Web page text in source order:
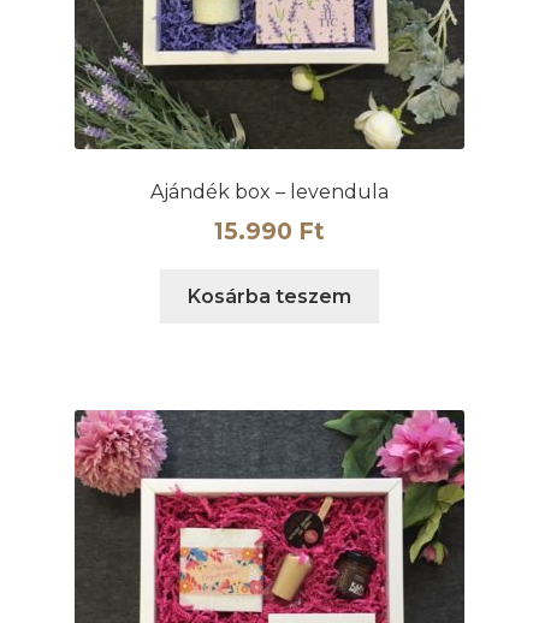
Ajándék box – levendula
15.990 Ft
Kosárba teszem